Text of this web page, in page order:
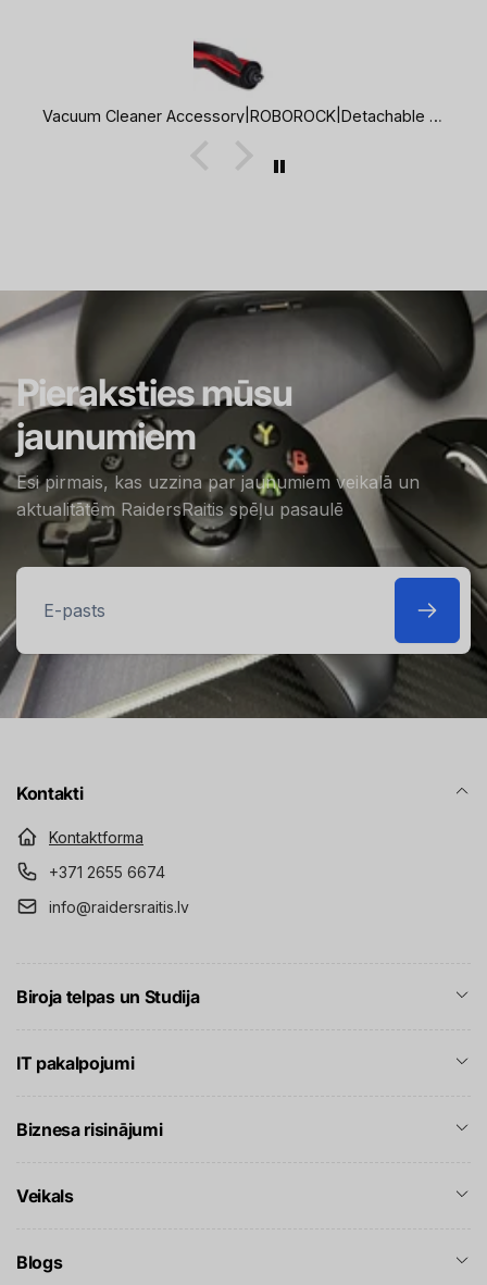
Vacuum Cleaner Accessory|ROBOROCK|Detachable Rubber Main Brush with Robust Synthetic Bristles|For Q8/Q8+/Q7 TF+/Q7 TF/Q7 BF+/Q7 BF|8.02.0446
Pieraksties mūsu
jaunumiem
Esi pirmais, kas uzzina par jaunumiem veikalā un
aktualitātēm RaidersRaitis spēļu pasaulē
E-
pasts
Kontakti
Kontaktforma
+371 2655 6674
info@raidersraitis.lv
Biroja telpas un Studija
IT pakalpojumi
Biznesa risinājumi
Veikals
Blogs